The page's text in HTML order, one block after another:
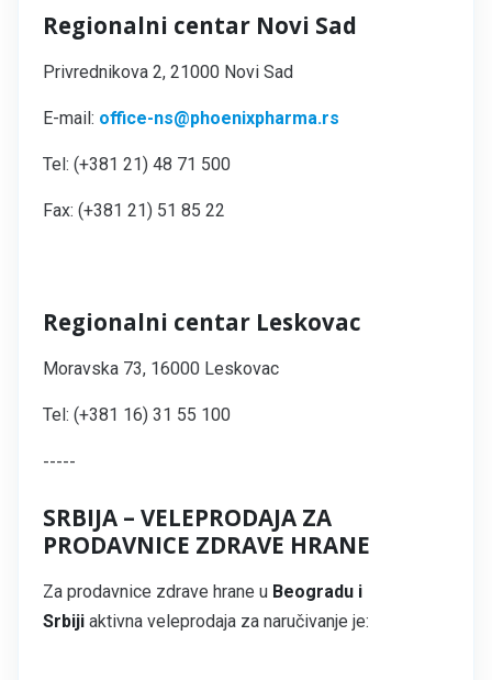
Regionalni centar Novi Sad
Privrednikova 2, 21000 Novi Sad
E-mail: office-ns@phoenixpharma.rs
Tel: (+381 21) 48 71 500
Fax: (+381 21) 51 85 22
Regionalni centar Leskovac
Moravska 73, 16000 Leskovac
Tel: (+381 16) 31 55 100
-----
SRBIJA – VELEPRODAJA ZA
PRODAVNICE ZDRAVE HRANE
Za prodavnice zdrave hrane u Beogradu i
Srbijiaktivna veleprodaja za naručivanje je: